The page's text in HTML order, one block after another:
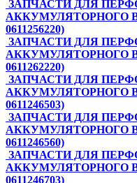
ЗАПЧАСТИ ДЛЯ
АККУМУЛЯТОРНОГО
0611256220)
ЗАПЧАСТИ ДЛЯ
АККУМУЛЯТОРНОГО
0611262220)
ЗАПЧАСТИ ДЛЯ
АККУМУЛЯТОРНОГО
0611246503)
ЗАПЧАСТИ ДЛЯ
АККУМУЛЯТОРНОГО
0611246560)
ЗАПЧАСТИ ДЛЯ
АККУМУЛЯТОРНОГО
0611246703)